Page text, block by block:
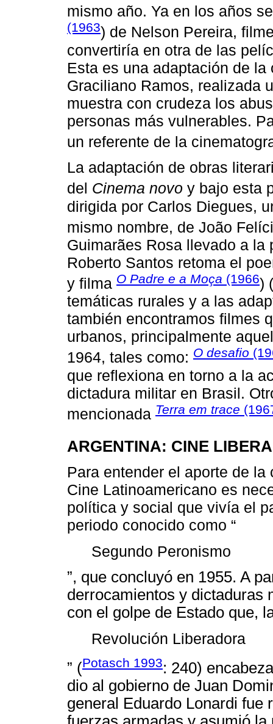
mismo año. Ya en los años
(1963) de Nelson Pereira,
convertiría en otra de las
Esta es una adaptación de
Graciliano Ramos, realizada
muestra con crudeza los
personas más vulnerables.
un referente de la
La adaptación de obras
del Cinema novo y bajo esta
dirigida por Carlos Diegues,
mismo nombre, de João
Guimarães Rosa llevado a la
Roberto Santos retoma el
y filma O Padre e a Moça (1966) (
temáticas rurales y a las
también encontramos filmes
urbanos, principalmente
1964, tales como: O desafio
que reflexiona en torno a la
dictadura militar en Brasil.
mencionada Terra em trace
ARGENTINA: CINE
Para entender el aporte de
Cine Latinoamericano es
política y social que vivía el
periodo conocido como “
Segundo Peronismo
”, que concluyó en 1955. A
derrocamientos y dictaduras
con el golpe de Estado que,
Revolución Liberadora
” (Potasch 1993: 240)
dio al gobierno de Juan
general Eduardo Lonardi fue